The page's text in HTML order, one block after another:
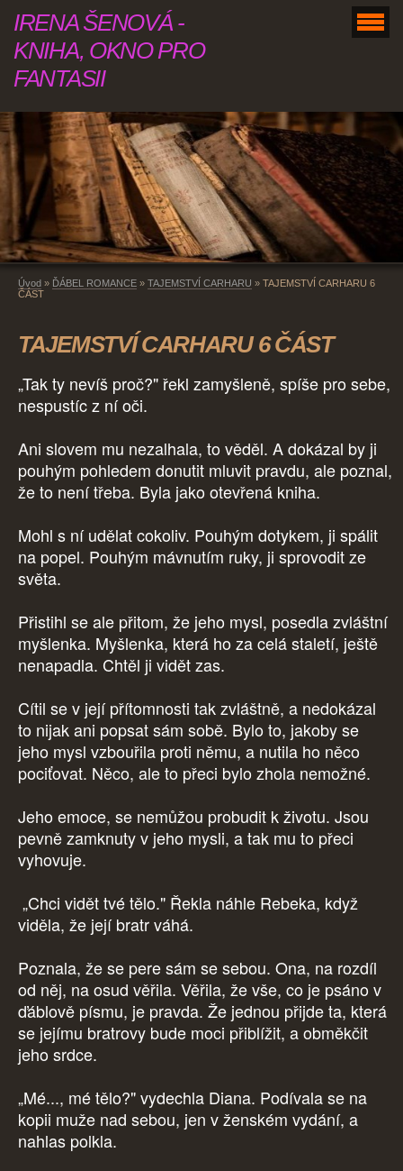
IRENA ŠENOVÁ -
KNIHA, OKNO PRO
FANTASII
Úvod » ĎÁBEL ROMANCE » TAJEMSTVÍ CARHARU » TAJEMSTVÍ CARHARU 6
ČÁST
TAJEMSTVÍ CARHARU 6 ČÁST
„Tak ty nevíš proč?" řekl zamyšleně, spíše pro sebe,
nespustíc z ní oči.
Ani slovem mu nezalhala, to věděl. A dokázal by ji
pouhým pohledem donutit mluvit pravdu, ale poznal,
že to není třeba. Byla jako otevřená kniha.
Mohl s ní udělat cokoliv. Pouhým dotykem, ji spálit
na popel. Pouhým mávnutím ruky, ji sprovodit ze
světa.
Přistihl se ale přitom, že jeho mysl, posedla zvláštní
myšlenka. Myšlenka, která ho za celá staletí, ještě
nenapadla. Chtěl ji vidět zas.
Cítil se v její přítomnosti tak zvláštně, a nedokázal
to nijak ani popsat sám sobě. Bylo to, jakoby se
jeho mysl vzbouřila proti němu, a nutila ho něco
pociťovat. Něco, ale to přeci bylo zhola nemožné.
Jeho emoce, se nemůžou probudit k životu. Jsou
pevně zamknuty v jeho mysli, a tak mu to přeci
vyhovuje.
„Chci vidět tvé tělo." Řekla náhle Rebeka, když
viděla, že její bratr váhá.
Poznala, že se pere sám se sebou. Ona, na rozdíl
od něj, na osud věřila. Věřila, že vše, co je psáno v
ďáblově písmu, je pravda. Že jednou přijde ta, která
se jejímu bratrovy bude moci přiblížit, a obměkčit
jeho srdce.
„Mé..., mé tělo?" vydechla Diana. Podívala se na
kopii muže nad sebou, jen v ženském vydání, a
nahlas polkla.